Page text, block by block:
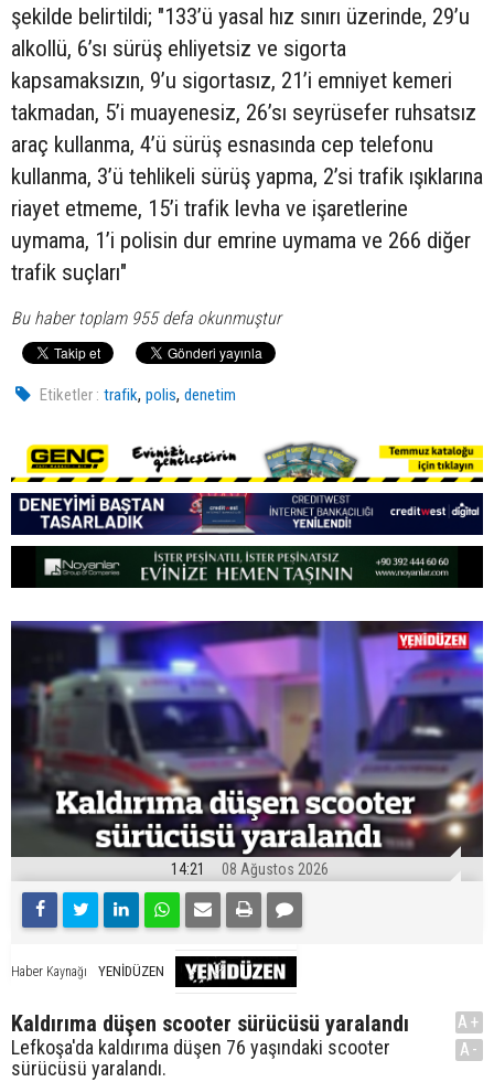
şekilde belirtildi; "133’ü yasal hız sınırı üzerinde, 29’u
alkollü, 6’sı sürüş ehliyetsiz ve sigorta
kapsamaksızın, 9’u sigortasız, 21’i emniyet kemeri
takmadan, 5’i muayenesiz, 26’sı seyrüsefer ruhsatsız
araç kullanma, 4’ü sürüş esnasında cep telefonu
kullanma, 3’ü tehlikeli sürüş yapma, 2’si trafik ışıklarına
riayet etmeme, 15’i trafik levha ve işaretlerine
uymama, 1’i polisin dur emrine uymama ve 266 diğer
trafik suçları"
Bu haber toplam 955 defa okunmuştur
Etiketler : trafik,polis,denetim
14:21 08 Ağustos 2026
Haber Kaynağı YENİDÜZEN
Kaldırıma düşen scooter sürücüsü yaralandı
Lefkoşa'da kaldırıma düşen 76 yaşındaki scooter
sürücüsü yaralandı.
A+
A-